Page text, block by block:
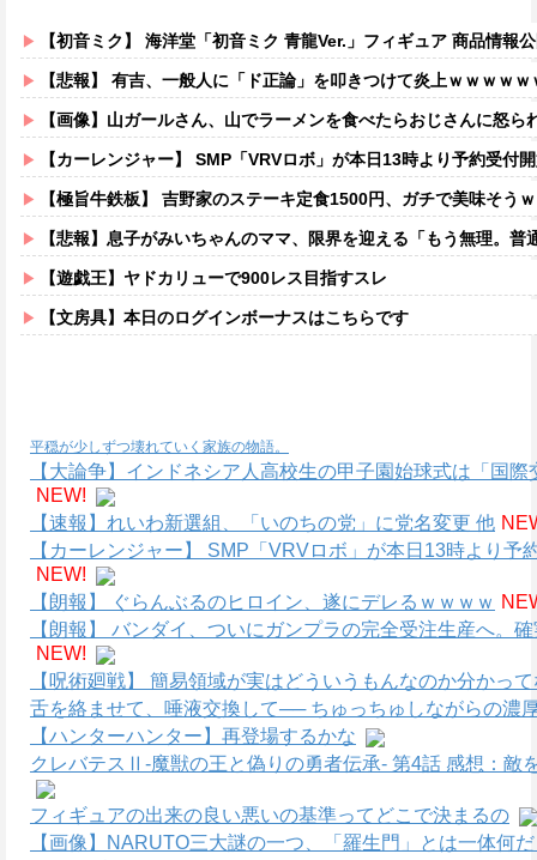
【初音ミク】 海洋堂「初音ミク 青龍Ver.」フィギュア 商品情報
【悲報】 有吉、一般人に「ド正論」を叩きつけて炎上ｗｗｗｗｗ
【画像】山ガールさん、山でラーメンを食べたらおじさんに怒ら
【カーレンジャー】 SMP「VRVロボ」が本日13時より予約受付開始！！プ
【極旨牛鉄板】 吉野家のステーキ定食1500円、ガチで美味そう
【悲報】息子がみいちゃんのママ、限界を迎える「もう無理。普通の家庭を築き
【遊戯王】ヤドカリューで900レス目指すスレ
【文房具】本日のログインボーナスはこちらです
平穏が少しずつ壊れていく家族の物語。
【大論争】インドネシア人高校生の甲子園始球式は「国
NEW!
【速報】れいわ新選組、「いのちの党」に党名変更 他
【カーレンジャー】 SMP「VRVロボ」が本日13時より
NEW!
【朗報】 ぐらんぶるのヒロイン、遂にデレるｗｗｗｗ
【朗報】 バンダイ、ついにガンプラの完全受注生産へ。
NEW!
【呪術廻戦】 簡易領域が実はどういうもんなのか分かっ
舌を絡ませて、唾液交換して── ちゅっちゅしながらの濃
【ハンターハンター】再登場するかな
クレバテスⅡ-魔獣の王と偽りの勇者伝承- 第4話 感想：敵
フィギュアの出来の良い悪いの基準ってどこで決まるの
【画像】NARUTO三大謎の一つ、「羅生門」とは一体何